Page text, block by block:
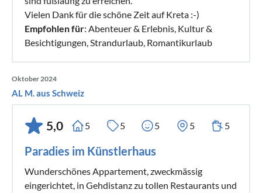
Vielen Dank für die schöne Zeit auf Kreta :-)
Empfohlen für: Abenteuer & Erlebnis, Kultur &
Besichtigungen, Strandurlaub, Romantikurlaub
Oktober 2024
AL M. aus Schweiz
5,0 5 5 5 5 5
Paradies im Künstlerhaus
Wunderschönes Appartement, zweckmässig
eingerichtet, in Gehdistanz zu tollen Restaurants und